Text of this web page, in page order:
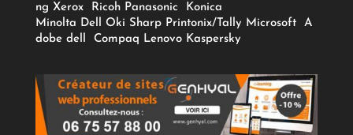
ng Xerox Ricoh Panasonic
Konica
Minolta Dell Oki Sharp Printonix/Tally Microsoft
A
dobe dell Compaq Lenovo Kaspersky